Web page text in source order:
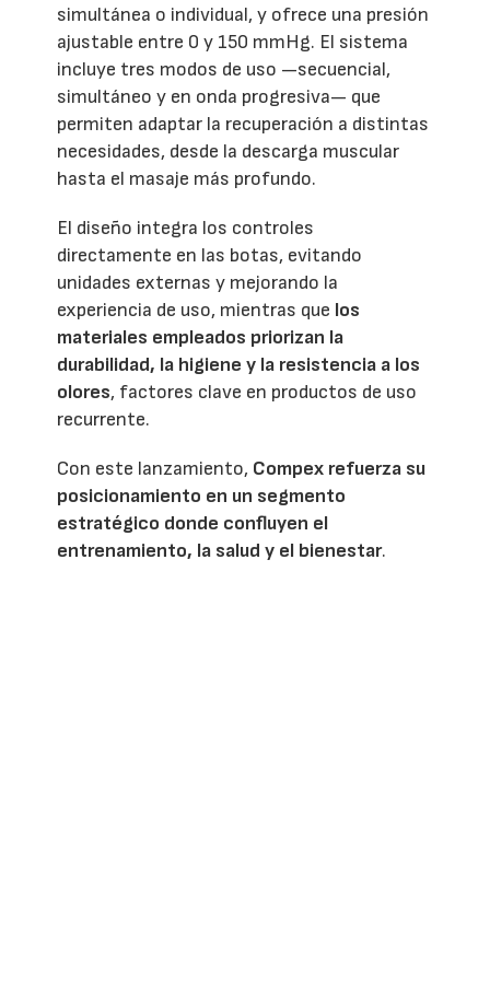
simultánea o individual, y ofrece una presión
ajustable entre 0 y 150 mmHg. El sistema
incluye tres modos de uso —secuencial,
simultáneo y en onda progresiva— que
permiten adaptar la recuperación a distintas
necesidades, desde la descarga muscular
hasta el masaje más profundo.
El diseño integra los controles
directamente en las botas, evitando
unidades externas y mejorando la
experiencia de uso, mientras que los
materiales empleados priorizan la
durabilidad, la higiene y la resistencia a los
olores, factores clave en productos de uso
recurrente.
Con este lanzamiento, Compex refuerza su
posicionamiento en un segmento
estratégico donde confluyen el
entrenamiento, la salud y el bienestar.